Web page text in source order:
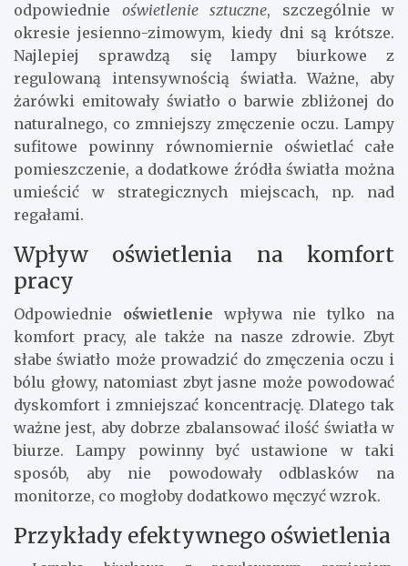
odpowiednie oświetlenie sztuczne, szczególnie w
okresie jesienno-zimowym, kiedy dni są krótsze.
Najlepiej sprawdzą się lampy biurkowe z
regulowaną intensywnością światła. Ważne, aby
żarówki emitowały światło o barwie zbliżonej do
naturalnego, co zmniejszy zmęczenie oczu. Lampy
sufitowe powinny równomiernie oświetlać całe
pomieszczenie, a dodatkowe źródła światła można
umieścić w strategicznych miejscach, np. nad
regałami.
Wpływ oświetlenia na komfort
pracy
Odpowiednie oświetlenie wpływa nie tylko na
komfort pracy, ale także na nasze zdrowie. Zbyt
słabe światło może prowadzić do zmęczenia oczu i
bólu głowy, natomiast zbyt jasne może powodować
dyskomfort i zmniejszać koncentrację. Dlatego tak
ważne jest, aby dobrze zbalansować ilość światła w
biurze. Lampy powinny być ustawione w taki
sposób, aby nie powodowały odblasków na
monitorze, co mogłoby dodatkowo męczyć wzrok.
Przykłady efektywnego oświetlenia